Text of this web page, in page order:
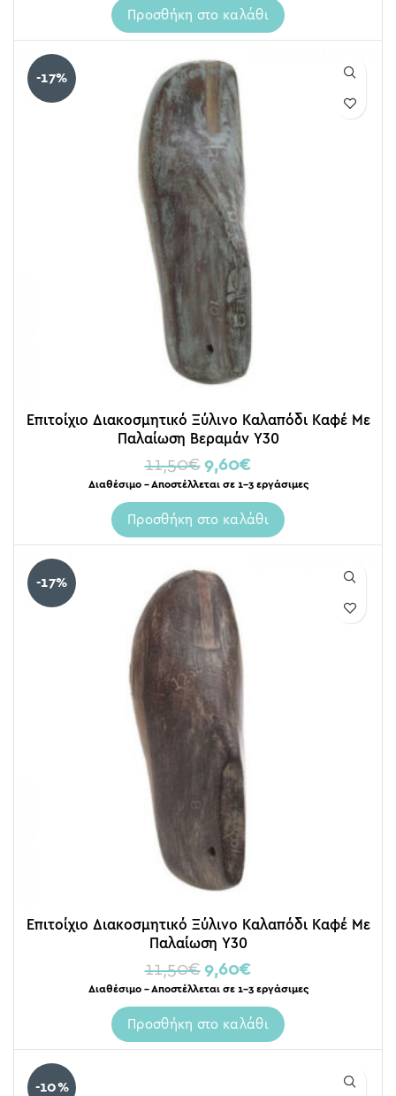
Προσθήκη στο καλάθι
-17%
Επιτοίχιο Διακοσμητικό Ξύλινο Καλαπόδι Καφέ Με
Παλαίωση Βεραμάν Υ30
11,50€ 9,60€
Διαθέσιμο – Αποστέλλεται σε 1-3 εργάσιμες
Προσθήκη στο καλάθι
-17%
Επιτοίχιο Διακοσμητικό Ξύλινο Καλαπόδι Καφέ Με
Παλαίωση Υ30
11,50€ 9,60€
Διαθέσιμο – Αποστέλλεται σε 1-3 εργάσιμες
Προσθήκη στο καλάθι
-10%